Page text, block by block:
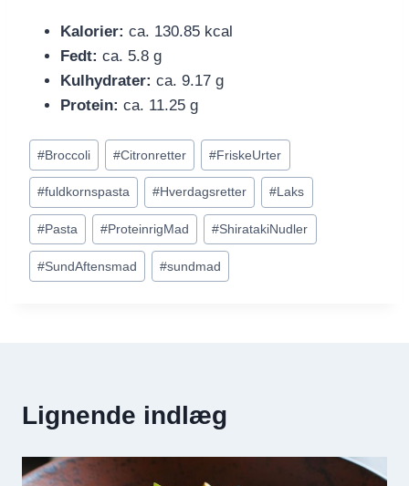
Kalorier: ca. 130.85 kcal
Fedt: ca. 5.8 g
Kulhydrater: ca. 9.17 g
Protein: ca. 11.25 g
Indlæg-
tags:
#Broccoli #Citronretter #FriskeUrter
#fuldkornspasta #Hverdagsretter #Laks
#Pasta #ProteinrigMad #ShiratakiNudler
#SundAftensmad #sundmad
Lignende indlæg